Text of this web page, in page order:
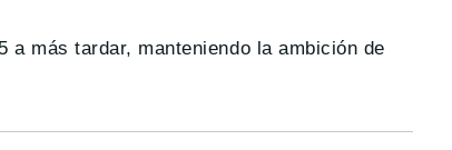
a más tardar, manteniendo la ambición de